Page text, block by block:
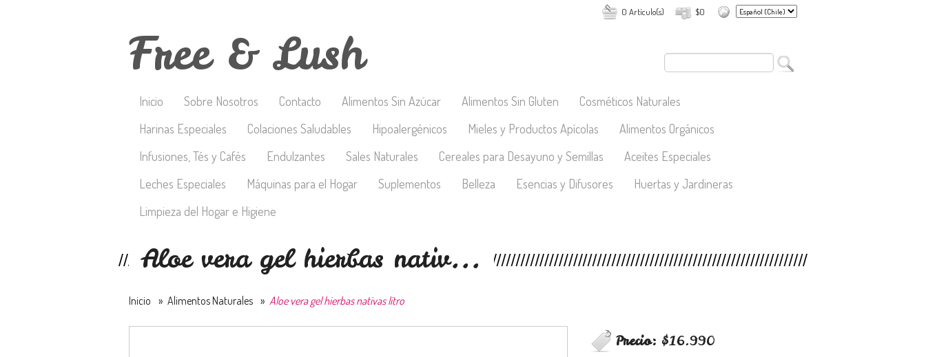
$0
0 Artículo(s)
Free & Lush
Inicio Sobre Nosotros Contacto Alimentos Sin Azúcar Alimentos Sin Gluten
Cosméticos Naturales
Harinas Especiales
Colaciones Saludables Hipoalergénicos Mieles y Productos Apícolas
Alimentos Orgánicos
Infusiones, Tés y Cafés
Endulzantes Sales Naturales Cereales para Desayuno y Semillas
Aceites Especiales
Leches Especiales
Máquinas para el Hogar Suplementos Belleza Esencias y Difusores
Huertas y Jardineras
Limpieza del Hogar e Higiene
Aloe vera gel hierbas nativ...
Inicio » Alimentos Naturales » Aloe vera gel hierbas nativas litro
Precio: $16.990